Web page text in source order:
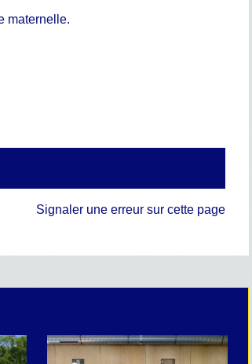
maternelle.
Signaler une erreur sur cette page